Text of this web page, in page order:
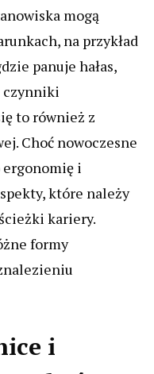
mogą
na przykład
panuje hałas,
czynniki
to również z
Choć nowoczesne
ergonomię i
które należy
kariery.
formy
i